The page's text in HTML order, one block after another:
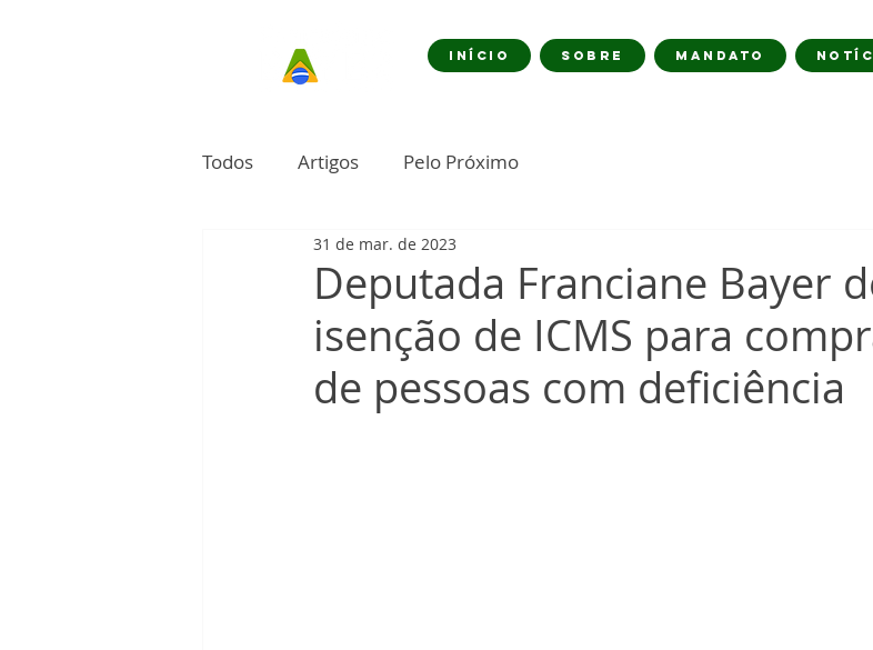
INÍCIO SOBRE MANDATO
Todos Artigos Pelo Próximo
Deputada Franciane Bayer
isenção de ICMS para
de pessoas com deficiência
31 de mar. de 2023